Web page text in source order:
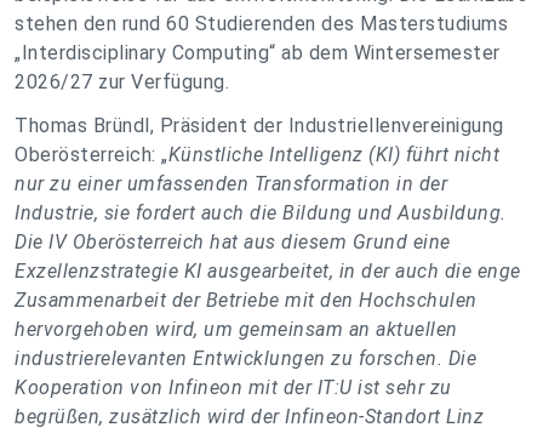
stehen den rund 60 Studierenden des Masterstudiums
„Interdisciplinary Computing“ ab dem Wintersemester
2026/27 zur Verfügung.
Thomas Bründl, Präsident der Industriellenvereinigung
Oberösterreich: „Künstliche Intelligenz (KI) führt nicht
nur zu einer umfassenden Transformation in der
Industrie, sie fordert auch die Bildung und Ausbildung.
Die IV Oberösterreich hat aus diesem Grund eine
Exzellenzstrategie KI ausgearbeitet, in der auch die enge
Zusammenarbeit der Betriebe mit den Hochschulen
hervorgehoben wird, um gemeinsam an aktuellen
industrierelevanten Entwicklungen zu forschen. Die
Kooperation von Infineon mit der IT:U ist sehr zu
begrüßen, zusätzlich wird der Infineon-Standort Linz